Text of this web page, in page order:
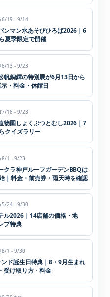
6/19 - 9/14
ンマン水あそびひろば2026｜6
夏季限定で開催
6/13 - 9/23
帆銅鐸の特別展が6月13日から
示・料金・休館日
7/18 - 9/23
物園しょくぶつとむし2026｜7
クイズラリー
8/1 - 9/23
クラ神戸ルーフガーデンBBQは
｜料金・前売券・雨天時を確認
5/24 - 9/30
ル2026｜14店舗の価格・地
プ特典
8/1 - 9/30
ド誕生日特典｜8・9月生まれ
受け取り方・料金